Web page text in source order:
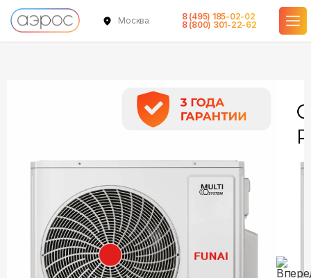
Москва
8 (495) 185-02-02
8 (800) 301-22-62
в наличии
в наличии
в наличии